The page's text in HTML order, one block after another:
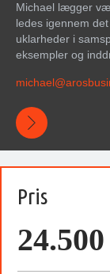
Michael lægger
ledes igennem
uklarheder i
eksempler og
Pris